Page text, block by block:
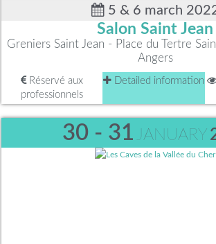
5 & 6 march
Salon Saint Jean
Greniers Saint Jean - Place du Tertre
Angers
Réservé aux
professionnels
Detailed information
30 - 31 JANUARY